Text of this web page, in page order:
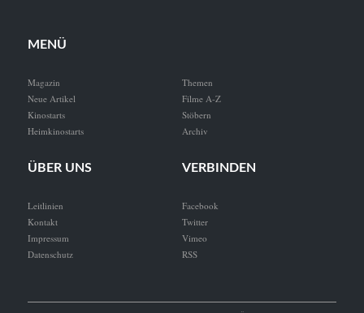
MENÜ
Magazin
Neue Artikel
Kinostarts
Heimkinostarts
Themen
Filme A-Z
Stöbern
Archiv
ÜBER UNS
Leitlinien
Kontakt
Impressum
Datenschutz
VERBINDEN
Facebook
Twitter
Vimeo
RSS